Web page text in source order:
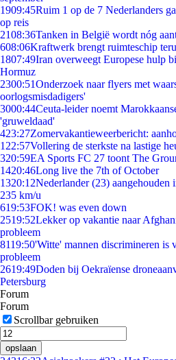
1909:45Ruim 1 op de 7 Nederlanders
op reis
2108:36Tanken in België wordt nóg
608:06Kraftwerk brengt ruimteschip
1807:49Iran overweegt Europese hulp
Hormuz
2300:51Onderzoek naar flyers met
oorlogsmisdadigers'
3000:44Ceuta-leider noemt
'gruweldaad'
423:27Zomervakantieweerbericht:
1 22:57Vollering de sterkste na lastige
320:59EA Sports FC 27 toont The
1420:46Long live the 7th of October
1320:12Nederlander (23) aangehouden
235 km/u
619:53FOK! was even down
2519:52Lekker op vakantie naar
probleem
8119:50'Witte' mannen discrimineren is
probleem
2619:49Doden bij Oekraïense
Petersburg
Forum
Forum
Scrollbar gebruiken
opslaan